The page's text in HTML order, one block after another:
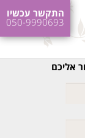
התקשר עכשיו
050-9990693